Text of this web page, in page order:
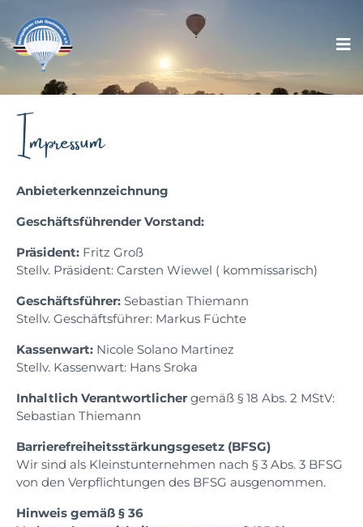
Impressum
Anbieterkennzeichnung
Geschäftsführender Vorstand:
Präsident: Fritz Groß
Stellv. Präsident: Carsten Wiewel ( kommissarisch)
Geschäftsführer: Sebastian Thiemann
Stellv. Geschäftsführer: Markus Füchte
Kassenwart: Nicole Solano Martinez
Stellv. Kassenwart: Hans Sroka
Inhaltlich Verantwortlicher gemäß § 18 Abs. 2 MStV:
Sebastian Thiemann
Barrierefreiheitsstärkungsgesetz (BFSG)
Wir sind als Kleinstunternehmen nach § 3 Abs. 3 BFSG
von den Verpflichtungen des BFSG ausgenommen.
Hinweis gemäß § 36